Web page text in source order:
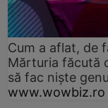
Cum a aflat, de
Mărturia făcută
să fac niște
www.wowbiz.ro